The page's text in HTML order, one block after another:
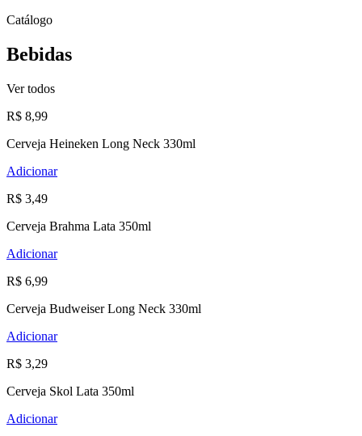
Catálogo
Bebidas
Ver todos
R$ 8,99
Cerveja Heineken Long Neck 330ml
Adicionar
R$ 3,49
Cerveja Brahma Lata 350ml
Adicionar
R$ 6,99
Cerveja Budweiser Long Neck 330ml
Adicionar
R$ 3,29
Cerveja Skol Lata 350ml
Adicionar